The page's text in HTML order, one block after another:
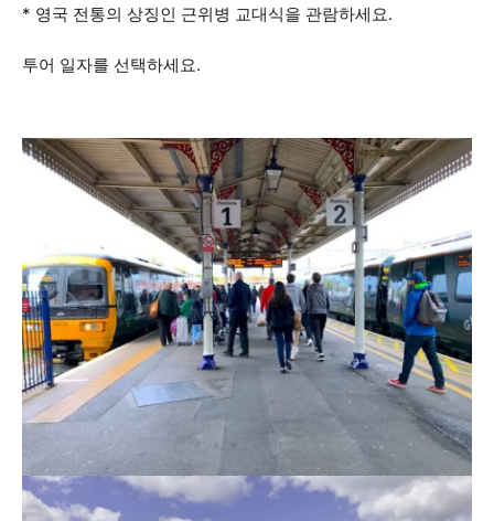
* 영국 전통의 상징인 근위병 교대식을 관람하세요.
투어 일자를 선택하세요.